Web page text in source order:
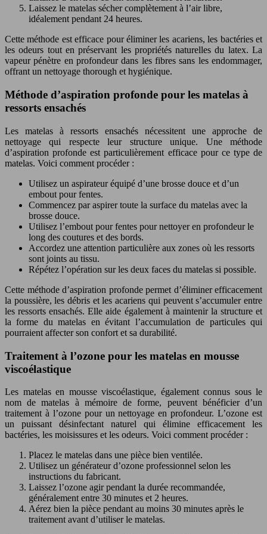
Laissez le matelas sécher complètement à l’air libre,
idéalement pendant 24 heures.
Cette méthode est efficace pour éliminer les acariens, les bactéries et
les odeurs tout en préservant les propriétés naturelles du latex. La
vapeur pénètre en profondeur dans les fibres sans les endommager,
offrant un nettoyage thorough et hygiénique.
Méthode d’aspiration profonde pour les matelas à
ressorts ensachés
Les matelas à ressorts ensachés nécessitent une approche de
nettoyage qui respecte leur structure unique. Une méthode
d’aspiration profonde est particulièrement efficace pour ce type de
matelas. Voici comment procéder :
Utilisez un aspirateur équipé d’une brosse douce et d’un
embout pour fentes.
Commencez par aspirer toute la surface du matelas avec la
brosse douce.
Utilisez l’embout pour fentes pour nettoyer en profondeur le
long des coutures et des bords.
Accordez une attention particulière aux zones où les ressorts
sont joints au tissu.
Répétez l’opération sur les deux faces du matelas si possible.
Cette méthode d’aspiration profonde permet d’éliminer efficacement
la poussière, les débris et les acariens qui peuvent s’accumuler entre
les ressorts ensachés. Elle aide également à maintenir la structure et
la forme du matelas en évitant l’accumulation de particules qui
pourraient affecter son confort et sa durabilité.
Traitement à l’ozone pour les matelas en mousse
viscoélastique
Les matelas en mousse viscoélastique, également connus sous le
nom de matelas à mémoire de forme, peuvent bénéficier d’un
traitement à l’ozone pour un nettoyage en profondeur. L’ozone est
un puissant désinfectant naturel qui élimine efficacement les
bactéries, les moisissures et les odeurs. Voici comment procéder :
Placez le matelas dans une pièce bien ventilée.
Utilisez un générateur d’ozone professionnel selon les
instructions du fabricant.
Laissez l’ozone agir pendant la durée recommandée,
généralement entre 30 minutes et 2 heures.
Aérez bien la pièce pendant au moins 30 minutes après le
traitement avant d’utiliser le matelas.